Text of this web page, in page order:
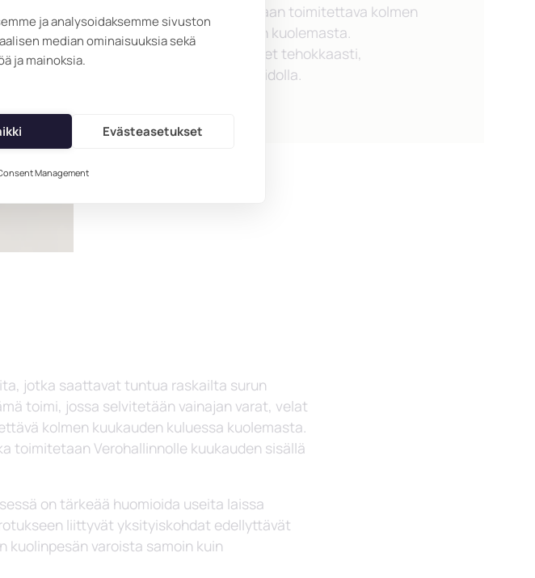
ja analysoidaksemme sivuston
median ominaisuuksia sekä
ja mainoksia.
Evästeasetukset
Management
Perunkirjoitus on lain mukaan toimitettava kolmen
kuukauden sisällä henkilön kuolemasta.
Hoidamme perunkirjoitukset tehokkaasti,
luotettavasti ja ammattitaidolla.
jotka saattavat tuntua raskailta surun
toimi, jossa selvitetään vainajan varat, velat
kolmen kuukauden kuluessa kuolemasta.
toimitetaan Verohallinnolle kuukauden sisällä
on tärkeää huomioida useita laissa
liittyvät yksityiskohdat edellyttävät
varoista samoin kuin